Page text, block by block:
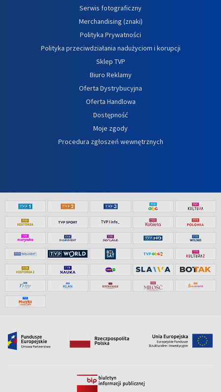
Serwis fotograficzny
Merchandising (znaki)
Polityka Prywatności
Polityka przeciwdziałania nadużyciom i korupcji
Sklep TVP
Biuro Reklamy
Oferta Dystrybucyjna
Oferta Handlowa
Dostępność
Moje zgody
Procedura zgłoszeń wewnętrznych